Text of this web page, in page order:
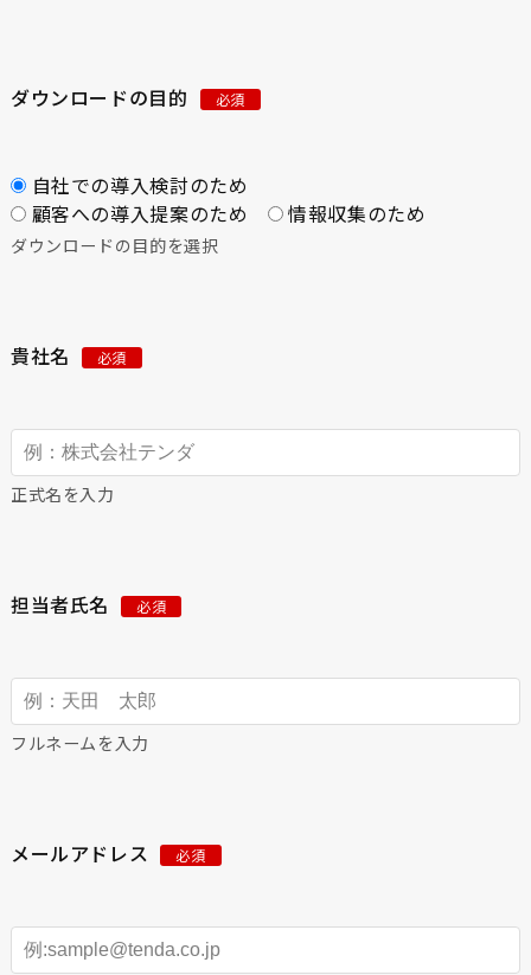
ダウンロードの目的 必須
自社での導入検討のため
顧客への導入提案のため
情報収集のため
ダウンロードの目的を選択
貴社名 必須
正式名を入力
担当者氏名 必須
フルネームを入力
メールアドレス 必須